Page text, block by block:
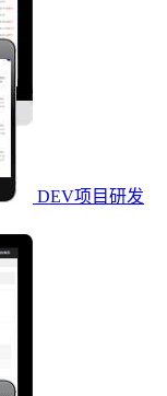
DEV项目研发